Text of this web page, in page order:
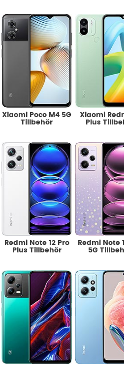
Xiaomi Poco M4 5G
Tillbehör
Xiaomi
Plus
Redmi Note 12 Pro
Plus Tillbehör
Redmi Note
5G